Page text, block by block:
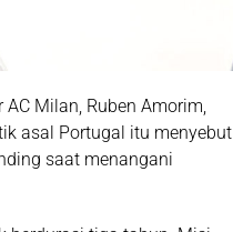
AC Milan, Ruben Amorim,
asal Portugal itu menyebut
saat menangani